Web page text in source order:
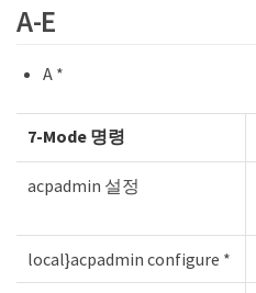
A-E
A *
7-Mode 명령
acpadmin 설정
local}acpadmin configure *